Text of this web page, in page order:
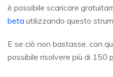
è possibile scaricare
beta utilizzando questo
E se ciò non bastasse, con
possibile risolvere più di 150